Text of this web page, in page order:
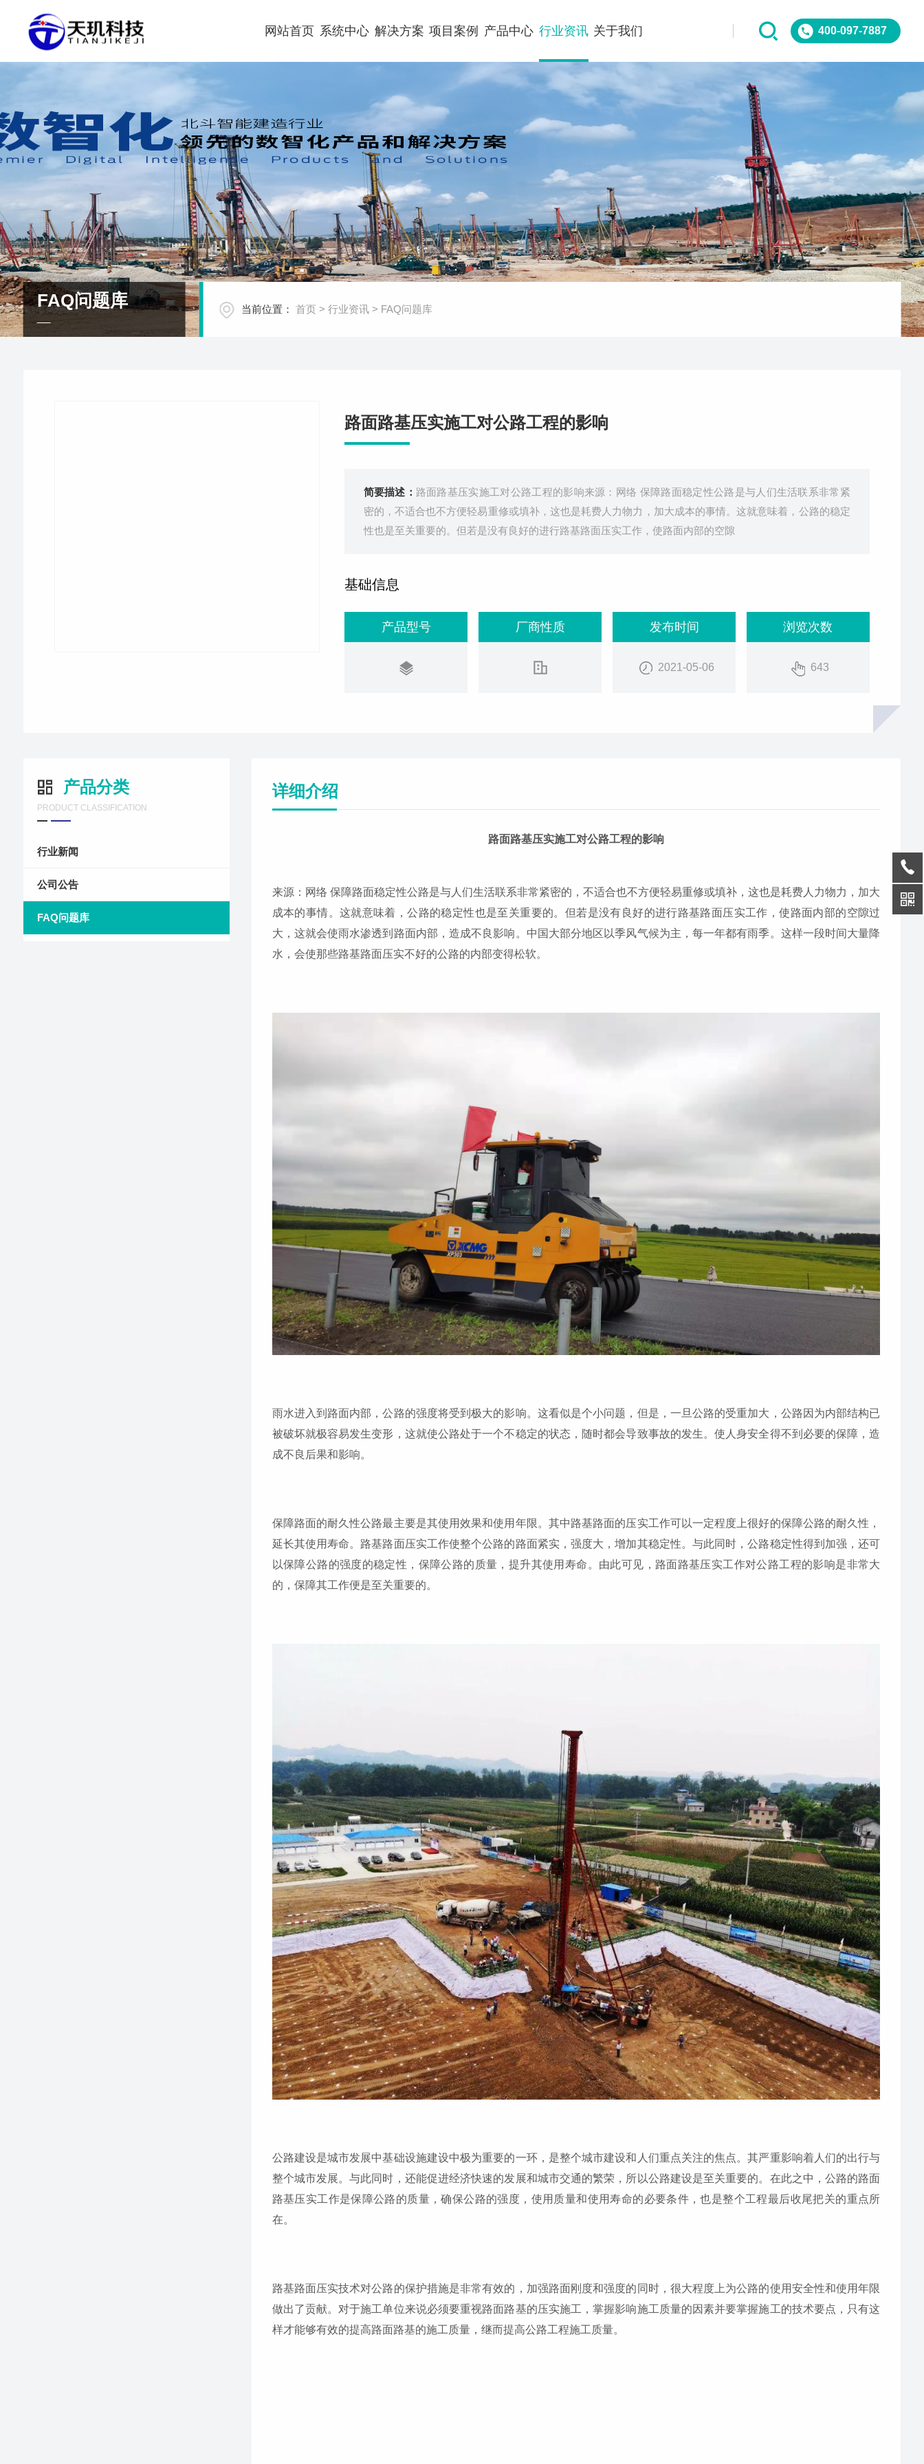
400-097-7887
网站首页 系统中心 解决方案 项目案例 产品中心 行业资讯 关于我们
FAQ问题库 当前位置： 首页 > 行业资讯> FAQ问题库
路面路基压实施工对公路工程的影响
简要描述： 路面路基压实施工对公路工程的影响来源：网络 保障路面稳定性公路是与人们生活联系非常紧
密的，不适合也不方便轻易重修或填补，这也是耗费人力物力，加大成本的事情。这就意味着，公路的稳定
性也是至关重要的。但若是没有良好的进行路基路面压实工作，使路面内部的空隙
基础信息
产品型号 厂商性质 发布时间
2021-05-06
浏览次数
643
产品分类
PRODUCT CLASSIFICATION
行业新闻
公司公告
FAQ问题库
详细介绍
路面路基压实施工对公路工程的影响
来源：网络 保障路面稳定性公路是与人们生活联系非常紧密的，不适合也不方便轻易重修或填补，这也是耗费人力物力，加大
成本的事情。这就意味着，公路的稳定性也是至关重要的。但若是没有良好的进行路基路面压实工作，使路面内部的空隙过
大，这就会使雨水渗透到路面内部，造成不良影响。中国大部分地区以季风气候为主，每一年都有雨季。这样一段时间大量降
水，会使那些路基路面压实不好的公路的内部变得松软。
雨水进入到路面内部，公路的强度将受到极大的影响。这看似是个小问题，但是，一旦公路的受重加大，公路因为内部结构已
被破坏就极容易发生变形，这就使公路处于一个不稳定的状态，随时都会导致事故的发生。使人身安全得不到必要的保障，造
成不良后果和影响。
保障路面的耐久性公路最主要是其使用效果和使用年限。其中路基路面的压实工作可以一定程度上很好的保障公路的耐久性，
延长其使用寿命。路基路面压实工作使整个公路的路面紧实，强度大，增加其稳定性。与此同时，公路稳定性得到加强，还可
以保障公路的强度的稳定性，保障公路的质量，提升其使用寿命。由此可见，路面路基压实工作对公路工程的影响是非常大
的，保障其工作便是至关重要的。
公路建设是城市发展中基础设施建设中极为重要的一环，是整个城市建设和人们重点关注的焦点。其严重影响着人们的出行与
整个城市发展。与此同时，还能促进经济快速的发展和城市交通的繁荣，所以公路建设是至关重要的。在此之中，公路的路面
路基压实工作是保障公路的质量，确保公路的强度，使用质量和使用寿命的必要条件，也是整个工程最后收尾把关的重点所
在。
路基路面压实技术对公路的保护措施是非常有效的，加强路面刚度和强度的同时，很大程度上为公路的使用安全性和使用年限
做出了贡献。对于施工单位来说必须要重视路面路基的压实施工，掌握影响施工质量的因素并要掌握施工的技术要点，只有这
样才能够有效的提高路面路基的施工质量，继而提高公路工程施工质量。